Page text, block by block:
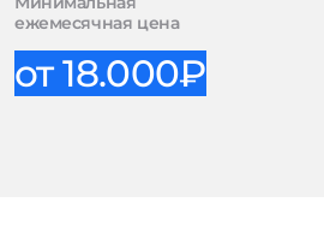
ежемесячная цена
от 18.000₽